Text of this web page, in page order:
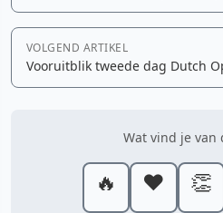
VOLGEND ARTIKEL
Vooruitblik tweede dag Dutch
Wat vind je van
🔥 ❤️ 👏